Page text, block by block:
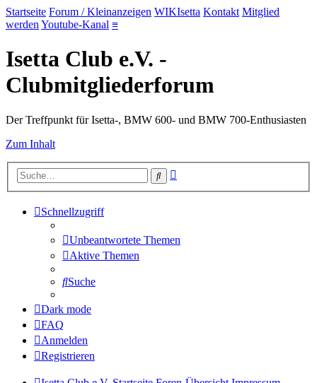
Startseite Forum / Kleinanzeigen WIKIsetta Kontakt Mitglied
werden Youtube-Kanal ≡
Isetta Club e.V. -
Clubmitgliederforum
Der Treffpunkt für Isetta-, BMW 600- und BMW 700-Enthusiasten
Zum Inhalt
Suche
Schnellzugriff
Unbeantwortete Themen
Aktive Themen
Suche
Dark mode
FAQ
Anmelden
Registrieren